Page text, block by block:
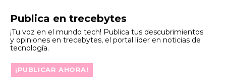
Publica en trecebytes
¡Tu voz en el mundo tech! Publica tus descubrimientos
y opiniones en trecebytes, el portal líder en noticias de
tecnología.
¡PUBLICAR AHORA!